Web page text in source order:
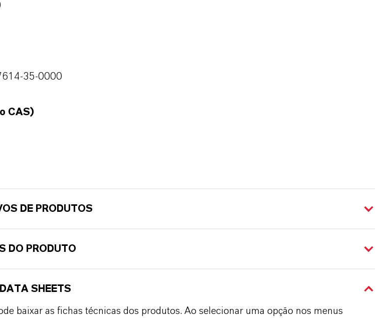
35-0000
CAS)
DE PRODUTOS
DO PRODUTO
SHEETS
baixar as fichas técnicas dos produtos. Ao selecionar uma opção nos menus